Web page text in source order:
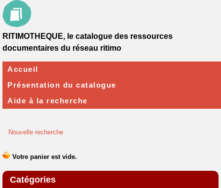
Nouvelle recherche
Catégories
RITIMOTHEQUE, le catalogue des ressources
documentaires du réseau ritimo
Accueil
Présentation du catalogue
Aide à la recherche